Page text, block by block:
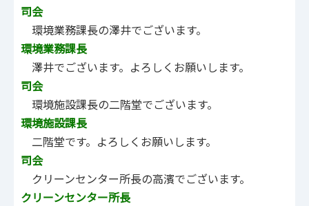
司会
環境業務課長の澤井でございます。
環境業務課長
澤井でございます。よろしくお願いします。
司会
環境施設課長の二階堂でございます。
環境施設課長
二階堂です。よろしくお願いします。
司会
クリーンセンター所長の高濱でございます。
クリーンセンター所長